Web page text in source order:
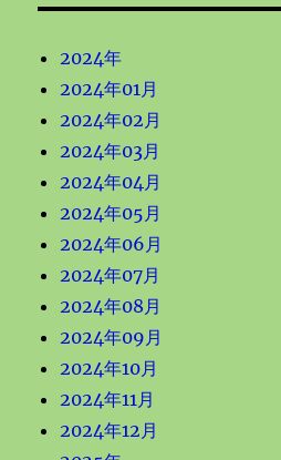
2024年
2024年01月
2024年02月
2024年03月
2024年04月
2024年05月
2024年06月
2024年07月
2024年08月
2024年09月
2024年10月
2024年11月
2024年12月